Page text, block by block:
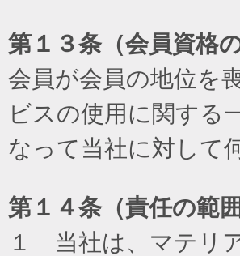
第１３条（会員資格
会員が会員の地位を
ビスの使用に関する
なって当社に対して
第１４条（責任の範
１ 当社は、マテリ